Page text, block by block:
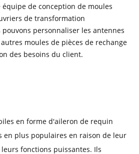
de conception de moules
de transformation
personnaliser les antennes
moules de pièces de rechange
des besoins du client.
en forme d'aileron de requin
en plus populaires en raison de leur
fonctions puissantes. Ils